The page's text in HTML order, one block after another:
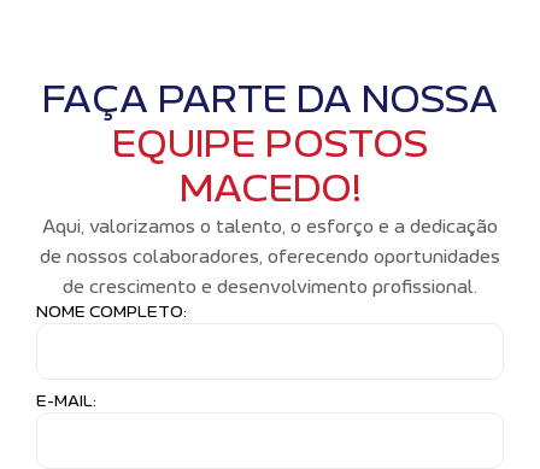
FAÇA PARTE DA NOSSA
EQUIPE POSTOS
MACEDO!
Aqui, valorizamos o talento, o esforço e a dedicação
de nossos colaboradores, oferecendo oportunidades
de crescimento e desenvolvimento profissional.
NOME COMPLETO:
E-MAIL: